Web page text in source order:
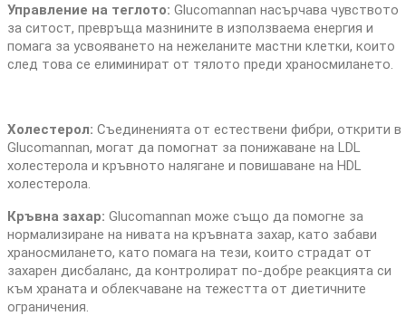
Управление на теглото: Glucomannan насърчава чувството
за ситост, превръща мазнините в използваема енергия и
помага за усвояването на нежеланите мастни клетки, които
след това се елиминират от тялото преди храносмилането.
Холестерол: Съединенията от естествени фибри, открити в
Glucomannan, могат да помогнат за понижаване на LDL
холестерола и кръвното налягане и повишаване на HDL
холестерола.
Кръвна захар: Glucomannan може също да помогне за
нормализиране на нивата на кръвната захар, като забави
храносмилането, като помага на тези, които страдат от
захарен дисбаланс, да контролират по-добре реакцията си
към храната и облекчаване на тежестта от диетичните
ограничения.